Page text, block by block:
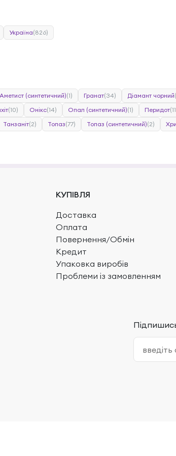
Україна(826)
Аметист (синтетичний)(1) Гранат(34) Діамант чорний
(10) Онікс(14) Опал (синтетичний)(1) Перидот
Танзаніт(2) Топаз(77) Топаз (синтетичний)(2)
КУПІВЛЯ
Доставка
Оплата
Повернення/Обмін
Кредит
Упаковка виробів
Проблеми із замовленням